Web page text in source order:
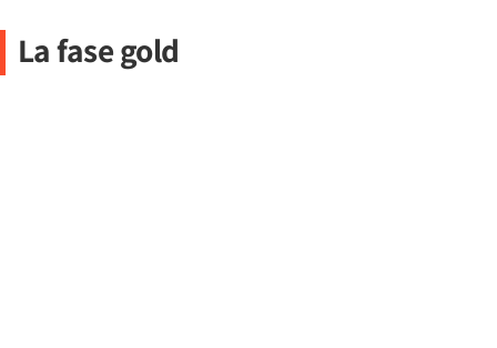
La fase gold